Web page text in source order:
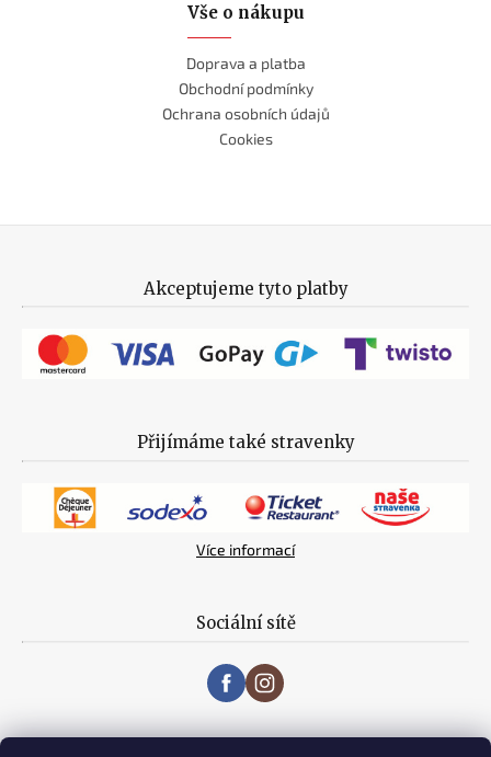
Vše o nákupu
Doprava a platba
Obchodní podmínky
Ochrana osobních údajů
Cookies
Akceptujeme tyto platby
Přijímáme také stravenky
Více informací
Sociální sítě